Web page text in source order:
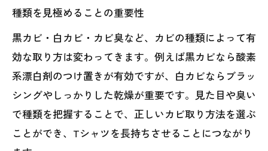
種類を見極めることの重要性
黒カビ・白カビ・カビ臭など、カビの種類によって有
効な取り方は変わってきます。例えば黒カビなら酸素
系漂白剤のつけ置きが有効ですが、白カビならブラッ
シングやしっかりした乾燥が重要です。見た目や臭い
で種類を把握することで、正しいカビ取り方法を選ぶ
ことができ、Tシャツを長持ちさせることにつながり